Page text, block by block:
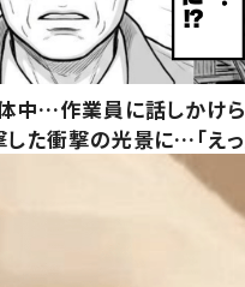
中…作業員に話しかけら
した衝撃の光景に…「えっ